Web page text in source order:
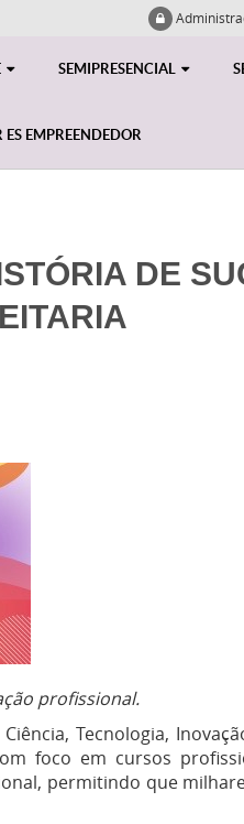
SEMIPRESENCIAL
EMPREENDEDOR
DE
profissional.
Tecnologia,
foco em cursos
permitindo que